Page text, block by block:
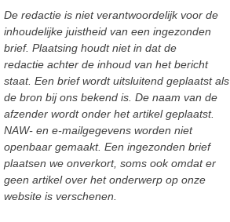
De redactie is niet verantwoordelijk voor de
inhoudelijke juistheid van een ingezonden
brief. Plaatsing houdt niet in dat de
redactie achter de inhoud van het bericht
staat. Een brief wordt uitsluitend geplaatst als
de bron bij ons bekend is. De naam van de
afzender wordt onder het artikel geplaatst.
NAW- en e-mailgegevens worden niet
openbaar gemaakt. Een ingezonden brief
plaatsen we onverkort, soms ook omdat er
geen artikel over het onderwerp op onze
website is verschenen.